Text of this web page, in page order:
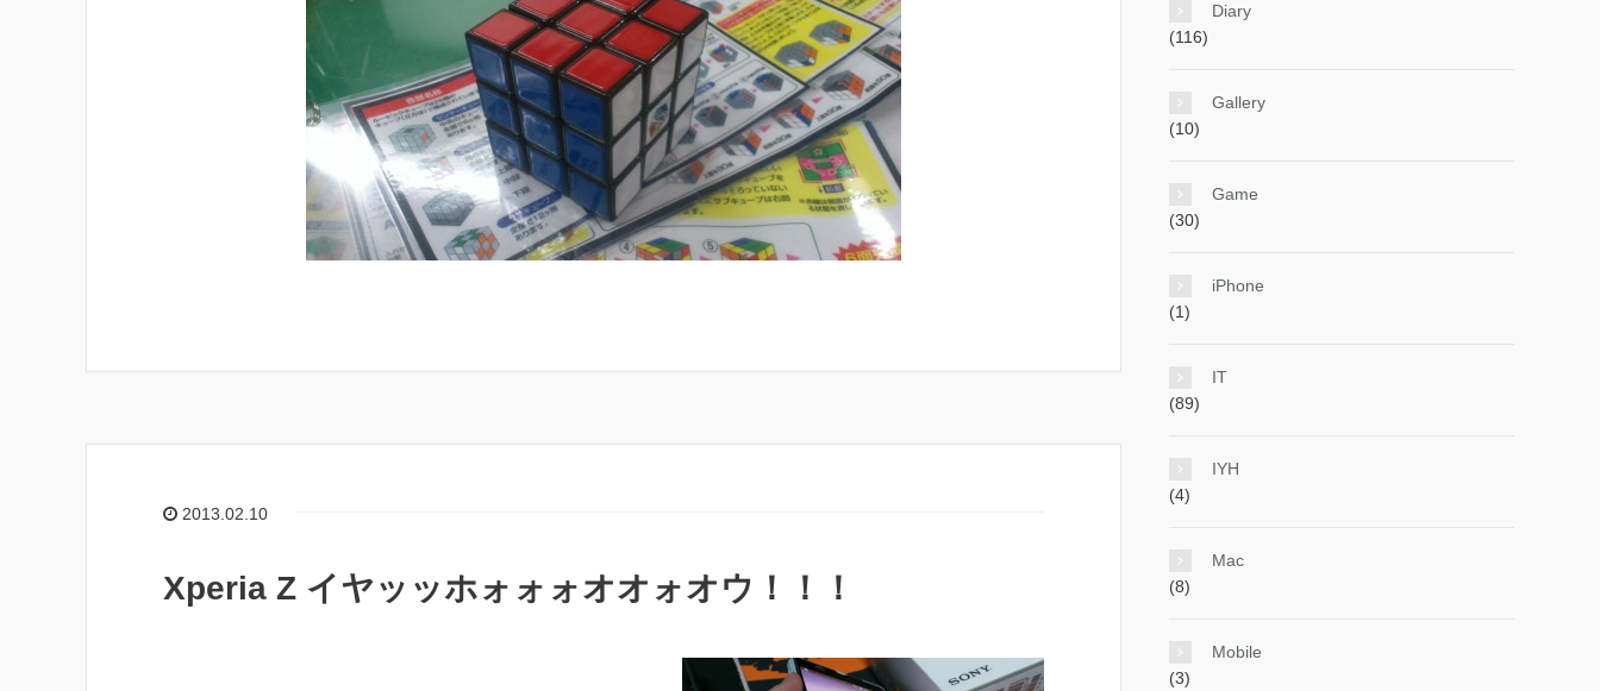
2013.02.10
Xperia Z イヤッッホォォォオオォオウ！！！
Diary
(116)
Gallery
(10)
Game
(30)
iPhone
(1)
IT
(89)
IYH
(4)
Mac
(8)
Mobile
(3)